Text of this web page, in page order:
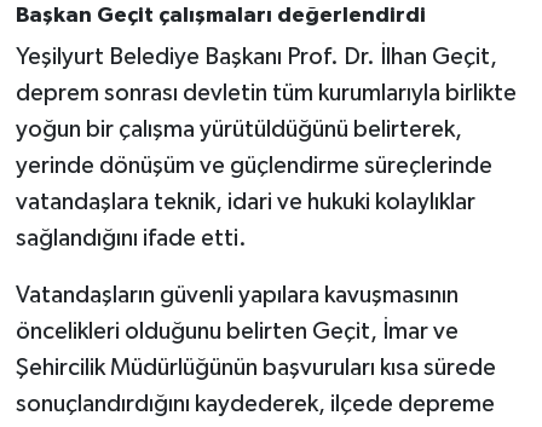
Başkan Geçit çalışmaları değerlendirdi
Yeşilyurt Belediye Başkanı Prof. Dr. İlhan Geçit,
deprem sonrası devletin tüm kurumlarıyla birlikte
yoğun bir çalışma yürütüldüğünü belirterek,
yerinde dönüşüm ve güçlendirme süreçlerinde
vatandaşlara teknik, idari ve hukuki kolaylıklar
sağlandığını ifade etti.
Vatandaşların güvenli yapılara kavuşmasının
öncelikleri olduğunu belirten Geçit, İmar ve
Şehircilik Müdürlüğünün başvuruları kısa sürede
sonuçlandırdığını kaydederek, ilçede depreme